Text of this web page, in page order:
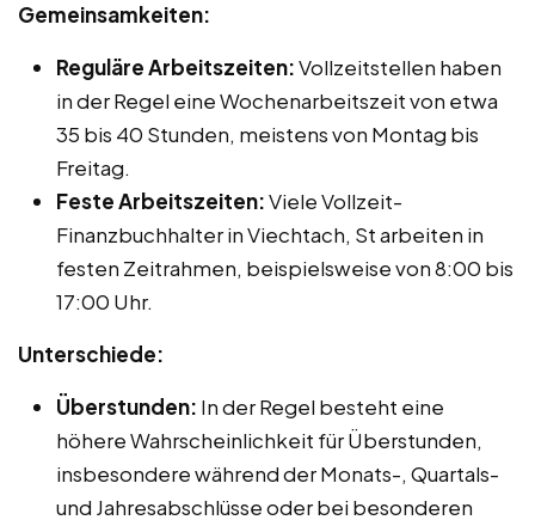
Gemeinsamkeiten:
Reguläre Arbeitszeiten:Vollzeitstellen haben
in der Regel eine Wochenarbeitszeit von etwa
35 bis 40 Stunden, meistens von Montag bis
Freitag.
Feste Arbeitszeiten:Viele Vollzeit-
Finanzbuchhalter in Viechtach, St arbeiten in
festen Zeitrahmen, beispielsweise von 8:00 bis
17:00 Uhr.
Unterschiede:
Überstunden: In der Regel besteht eine
höhere Wahrscheinlichkeit für Überstunden,
insbesondere während der Monats-, Quartals-
und Jahresabschlüsse oder bei besonderen